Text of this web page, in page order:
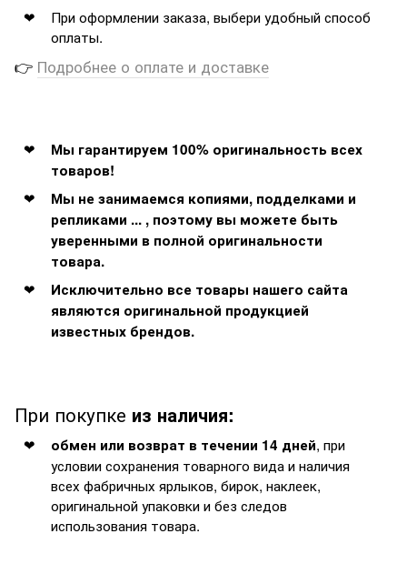
При оформлении заказа, выбери удобный способ
оплаты.
👉 Подробнее о оплате и доставке
Мы гарантируем 100% оригинальность всех
товаров!
Мы не занимаемся копиями, подделками и
репликами ... , поэтому вы можете быть
уверенными в полной оригинальности
товара.
Исключительно все товары нашего сайта
являются оригинальной продукцией
известных брендов.
При покупке из наличия:
обмен или возврат в течении 14 дней, при
условии сохранения товарного вида и наличия
всех фабричных ярлыков, бирок, наклеек,
оригинальной упаковки и без следов
использования товара.